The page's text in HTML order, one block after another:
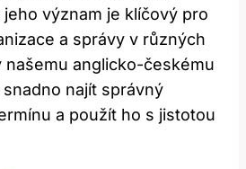
význam je klíčový pro
a správy v různých
našemu anglicko-českému
najít správný
a použít ho s jistotou